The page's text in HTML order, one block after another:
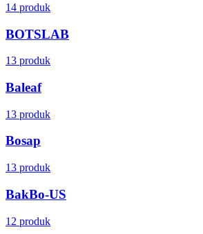
14 produk
BOTSLAB
13 produk
Baleaf
13 produk
Bosap
13 produk
BakBo-US
12 produk